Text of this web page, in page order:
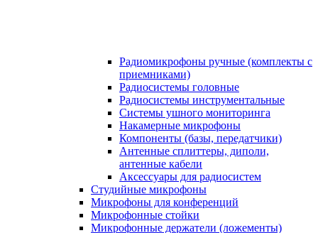
Радиомикрофоны ручные (комплекты с
приемниками)
Радиосистемы головные
Радиосистемы инструментальные
Системы ушного мониторинга
Накамерные микрофоны
Компоненты (базы, передатчики)
Антенные сплиттеры, диполи,
антенные кабели
Аксесcуары для радиосистем
Студийные микрофоны
Микрофоны для конференций
Микрофонные стойки
Микрофонные держатели (ложементы)